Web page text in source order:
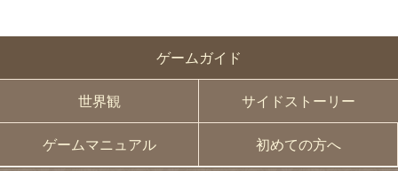
ゲームガイド
世界観 サイドストーリー
ゲームマニュアル 初めての方へ